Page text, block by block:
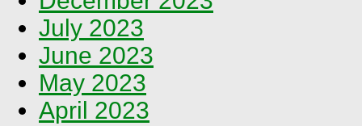
July 2023
June 2023
May 2023
April 2023